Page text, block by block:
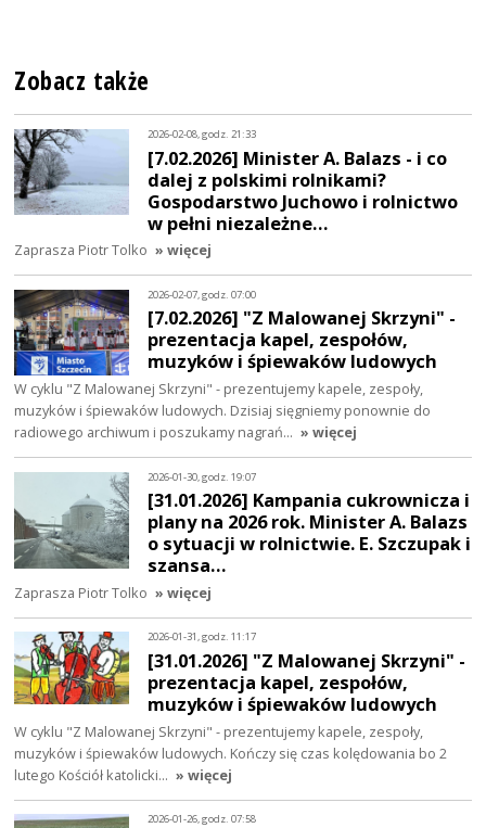
Zobacz także
2026-02-08, godz. 21:33
[7.02.2026] Minister A. Balazs - i co
dalej z polskimi rolnikami?
Gospodarstwo Juchowo i rolnictwo
w pełni niezależne…
Zaprasza Piotr Tolko » więcej
2026-02-07, godz. 07:00
[7.02.2026] "Z Malowanej Skrzyni" -
prezentacja kapel, zespołów,
muzyków i śpiewaków ludowych
W cyklu "Z Malowanej Skrzyni" - prezentujemy kapele, zespoły,
muzyków i śpiewaków ludowych. Dzisiaj sięgniemy ponownie do
radiowego archiwum i poszukamy nagrań… » więcej
2026-01-30, godz. 19:07
[31.01.2026] Kampania cukrownicza i
plany na 2026 rok. Minister A. Balazs
o sytuacji w rolnictwie. E. Szczupak i
szansa…
Zaprasza Piotr Tolko » więcej
2026-01-31, godz. 11:17
[31.01.2026] "Z Malowanej Skrzyni" -
prezentacja kapel, zespołów,
muzyków i śpiewaków ludowych
W cyklu "Z Malowanej Skrzyni" - prezentujemy kapele, zespoły,
muzyków i śpiewaków ludowych. Kończy się czas kolędowania bo 2
lutego Kościół katolicki… » więcej
2026-01-26, godz. 07:58